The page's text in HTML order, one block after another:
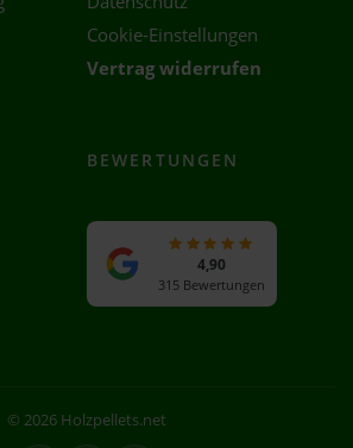
Cookie-Einstellungen
Vertrag widerrufen
BEWERTUNGEN
4,90
315 Bewertungen
© 2026 Holzpellets.net